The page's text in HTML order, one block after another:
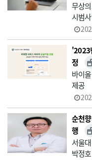
무상
시범
'2023
정
바이
제공
순천
행
서울
박정